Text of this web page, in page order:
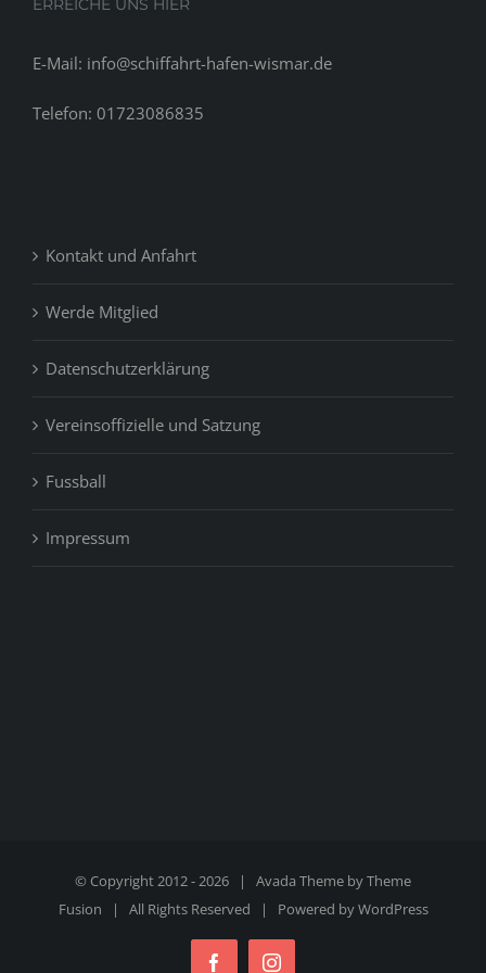
ERREICHE UNS HIER
E-Mail: info@schiffahrt-hafen-wismar.de
Telefon: 01723086835
Kontakt und Anfahrt
Werde Mitglied
Datenschutzerklärung
Vereinsoffizielle und Satzung
Fussball
Impressum
© Copyright 2012 -2026 | Avada Theme byTheme
Fusion | All Rights Reserved | Powered byWordPress